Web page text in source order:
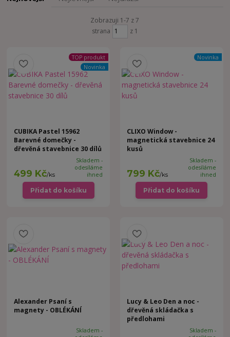
Zobrazuji 1-7 z 7
strana
z 1
TOP produkt
Novinka
CUBIKA Pastel 15962
Barevné domečky -
dřevěná stavebnice 30 dílů
499 Kč/ks
Skladem -
odesíláme
ihned
Přidat do košíku
Novinka
CLIXO Window -
magnetická stavebnice 24
kusů
799 Kč/ks
Skladem -
odesíláme
ihned
Přidat do košíku
Alexander Psaní s
magnety - OBLÉKÁNÍ
Skladem -
Lucy & Leo Den a noc -
dřevěná skládačka s
předlohami
Skladem -